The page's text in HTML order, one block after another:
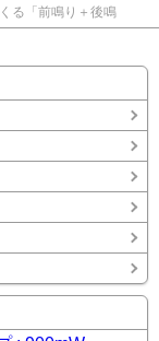
る「前鳴り＋後鳴